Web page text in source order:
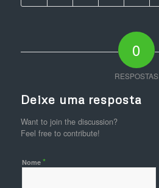
0
RESPOSTAS
Deixe uma resposta
Want to join the discussion?
Feel free to contribute!
Nome *